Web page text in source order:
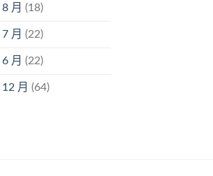
月 (18)
月 (22)
月 (22)
月 (64)